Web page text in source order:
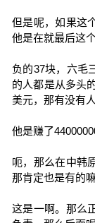
但是呢，如果这
他是在就最后这个
负的37块，六毛
的人都是从多头
美元，那有没有
他是赚了
呃，那么在中韩
那肯定也是有的
这是一啊。那么